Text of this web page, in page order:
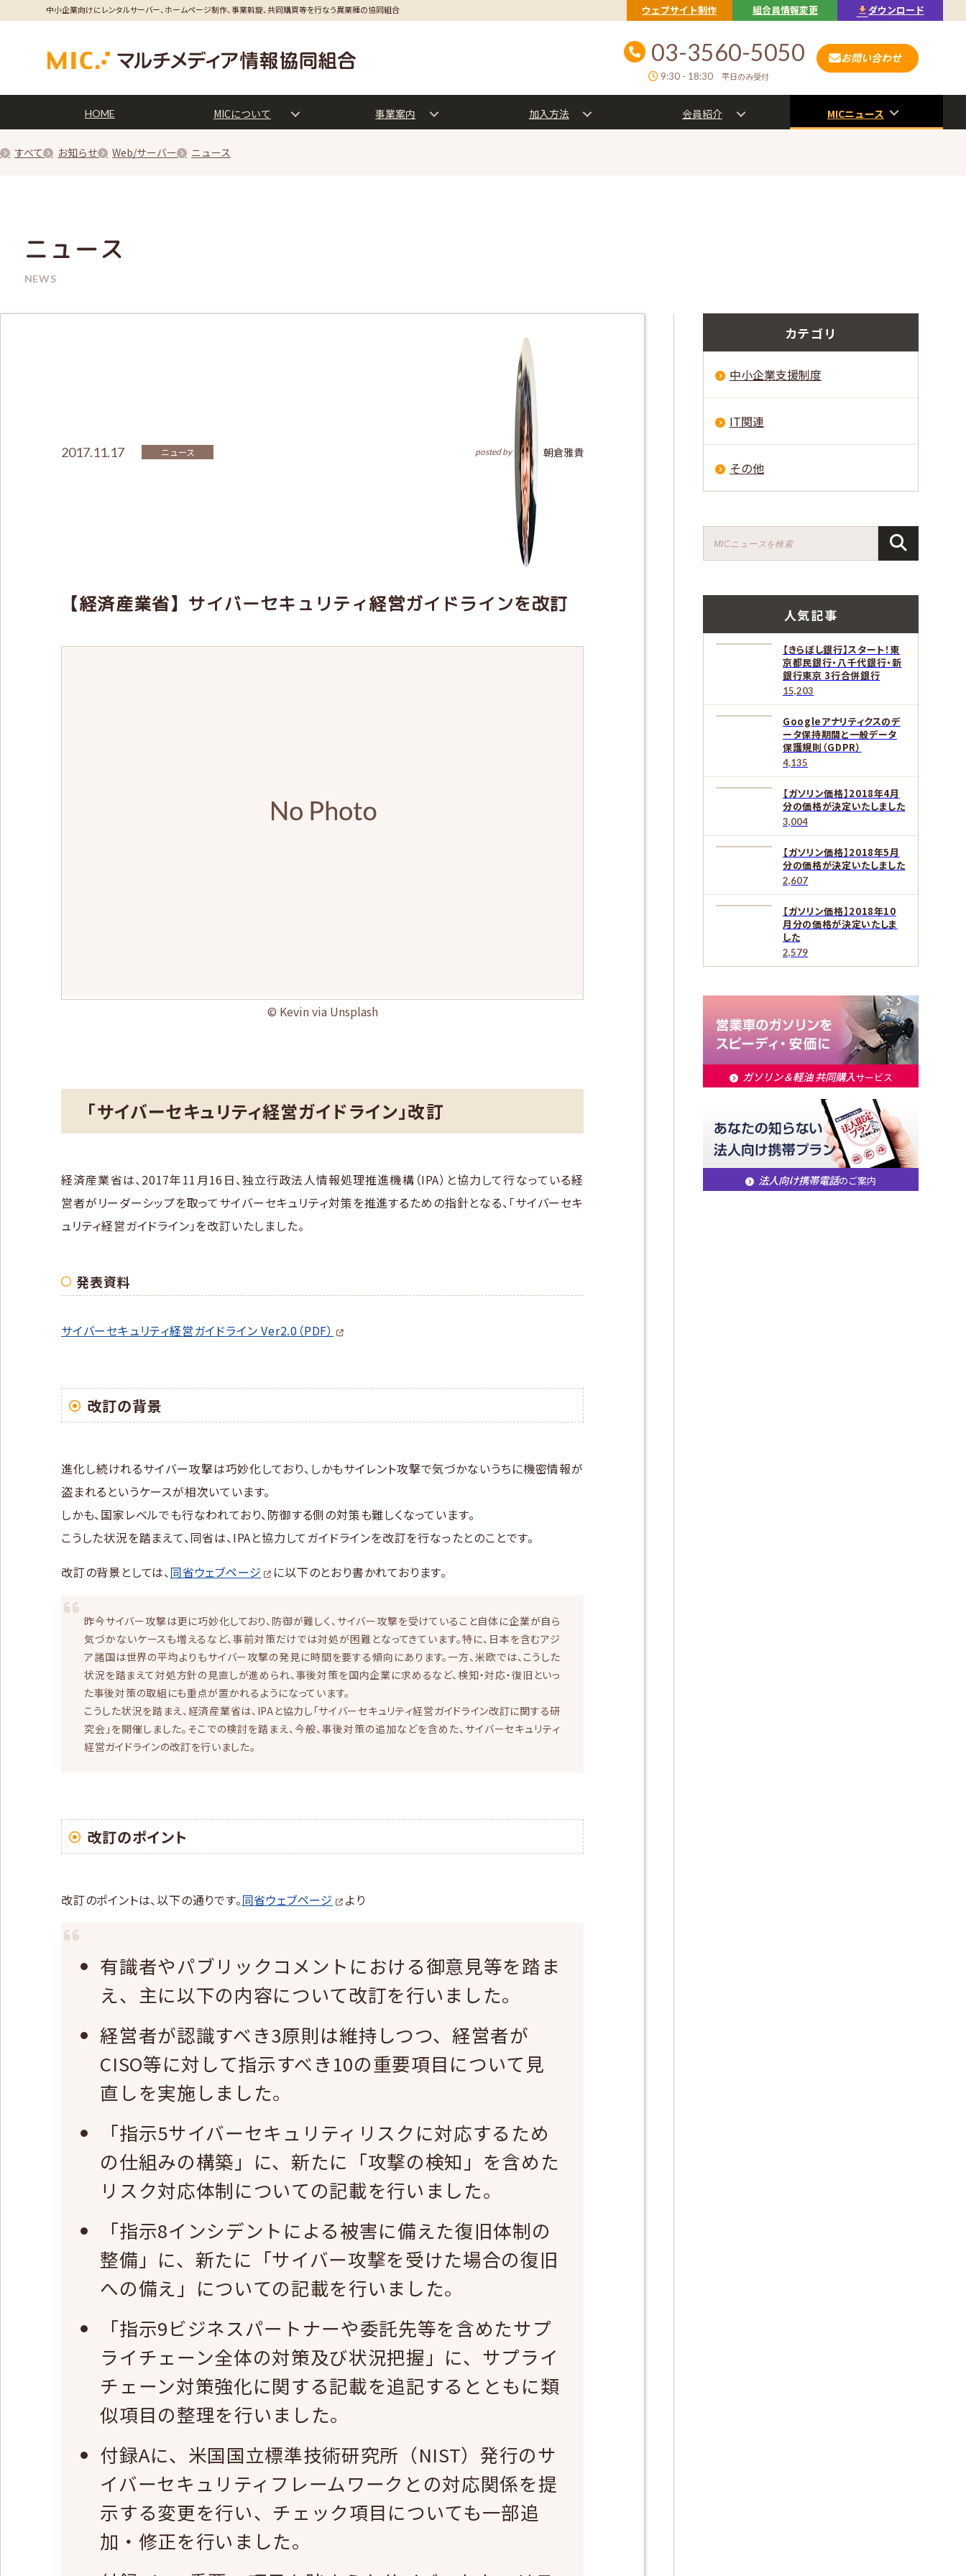
中小企業向けにレンタルサーバー、ホームページ制作、事業斡旋、共同購買等を行なう異業種の協同組合 ウェブサイト制作 組合員情報変更 ダウンロード
03-3560-5050
9:30 - 18:30 平日のみ受付
お問い合わせ
HOME MICについて 事業案内 加入方法 会員紹介 MICニュース
すべて お知らせ Web/サーバー ニュース
ニュース
NEWS
2017.11.17 ニュース posted by 朝倉雅貴
【経済産業省】サイバーセキュリティ経営ガイドラインを改訂
© Kevin via Unsplash
「サイバーセキュリティ経営ガイドライン」改訂
経済産業省は、2017年11月16日、独立行政法人情報処理推進機構（IPA）と協力して行なっている経
営者がリーダーシップを取ってサイバーセキュリティ対策を推進するための指針となる、「サイバーセキ
ュリティ経営ガイドライン」を改訂いたしました。
発表資料
サイバーセキュリティ経営ガイドライン Ver2.0（PDF）
改訂の背景
進化し続けれるサイバー攻撃は巧妙化しており、しかもサイレント攻撃で気づかないうちに機密情報が
盗まれるというケースが相次いています。
しかも、国家レベルでも行なわれており、防御する側の対策も難しくなっています。
こうした状況を踏まえて、同省は、IPAと協力してガイドラインを改訂を行なったとのことです。
改訂の背景としては、同省ウェブページ に以下のとおり書かれております。
昨今サイバー攻撃は更に巧妙化しており、防御が難しく、サイバー攻撃を受けていること自体に企業が自ら
気づかないケースも増えるなど、事前対策だけでは対処が困難となってきています。特に、日本を含むアジ
ア諸国は世界の平均よりもサイバー攻撃の発見に時間を要する傾向にあります。一方、米欧では、こうした
状況を踏まえて対処方針の見直しが進められ、事後対策を国内企業に求めるなど、検知・対応・復旧といっ
た事後対策の取組にも重点が置かれるようになっています。
こうした状況を踏まえ、経済産業省は、IPAと協力し「サイバーセキュリティ経営ガイドライン改訂に関する研
究会」を開催しました。そこでの検討を踏まえ、今般、事後対策の追加などを含めた、サイバーセキュリティ
経営ガイドラインの改訂を行いました。
改訂のポイント
改訂のポイントは、以下の通りです。同省ウェブページ より
有識者やパブリックコメントにおける御意見等を踏ま
え、主に以下の内容について改訂を行いました。
経営者が認識すべき3原則は維持しつつ、経営者が
CISO等に対して指示すべき10の重要項目について見
直しを実施しました。
「指示5サイバーセキュリティリスクに対応するため
の仕組みの構築」に、新たに「攻撃の検知」を含めた
リスク対応体制についての記載を行いました。
「指示8インシデントによる被害に備えた復旧体制の
整備」に、新たに「サイバー攻撃を受けた場合の復旧
への備え」についての記載を行いました。
「指示9ビジネスパートナーや委託先等を含めたサプ
ライチェーン全体の対策及び状況把握」に、サプライ
チェーン対策強化に関する記載を追記するとともに類
似項目の整理を行いました。
付録Aに、米国国立標準技術研究所（NIST）発行のサ
イバーセキュリティフレームワークとの対応関係を提
示する変更を行い、チェック項目についても一部追
加・修正を行いました。
カテゴリ
中小企業支援制度
IT関連
その他
人気記事
【きらぼし銀行】スタート！東
京都民銀行・八千代銀行・新
銀行東京 3行合併銀行
15,203
Googleアナリティクスのデ
ータ保持期間と一般データ
保護規則（GDPR）
4,135
【ガソリン価格】2018年4月
分の価格が決定いたしました
3,004
【ガソリン価格】2018年5月
分の価格が決定いたしました
2,607
【ガソリン価格】2018年10
月分の価格が決定いたしま
した
2,579
ガソリン＆軽油 共同購入サービス
法人向け携帯電話のご案内